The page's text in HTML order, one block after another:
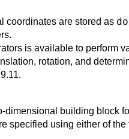
coordinates are stored as
is available to perform
rotation, and
.
dimensional building block
specified using either of the